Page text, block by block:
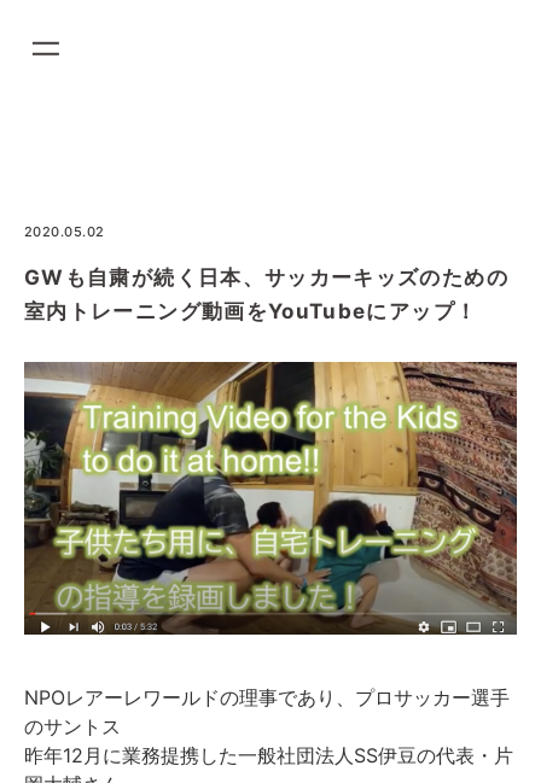
2020.05.02
GWも自粛が続く日本、サッカーキッズのための
室内トレーニング動画をYouTubeにアップ！
NPOレアーレワールドの理事であり、プロサッカー選手
のサントス
昨年12月に業務提携した一般社団法人SS伊豆の代表・片